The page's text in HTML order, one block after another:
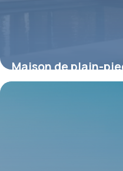
Maison de plain-
confort et de la